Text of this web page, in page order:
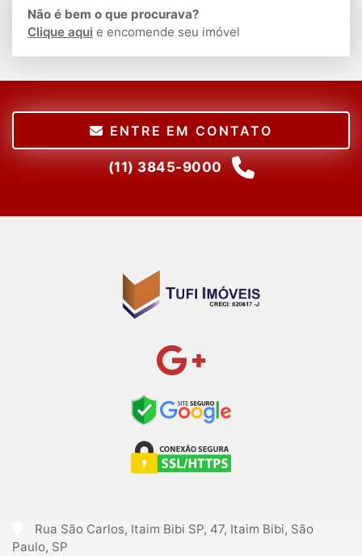
Não é bem o que procurava?
Clique aqui e encomende seu imóvel
ENTRE EM CONTATO
(11) 3845-9000
Rua São Carlos, Itaim Bibi SP, 47, Itaim Bibi, São
Paulo, SP